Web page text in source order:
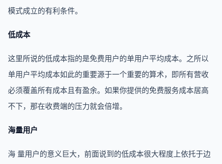
模式成立的有利条件。
低成本
这里所说的低成本指的是免费用户的单用户平均成本。之所以
单用户平均成本如此的重要源于一个重要的算术，即所有营收
必须覆盖所有成本且有盈余。如果你提供的免费服务成本居高
不下，那在收费端的压力就会倍增。
海量用户
海 量用户的意义巨大，前面说到的低成本很大程度上依托于边